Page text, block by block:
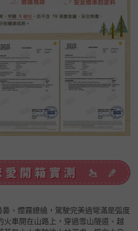
、煙霧繚繞，駕駛完美過彎滿是弧度
火車開在山路上，穿過雪山隧道、越